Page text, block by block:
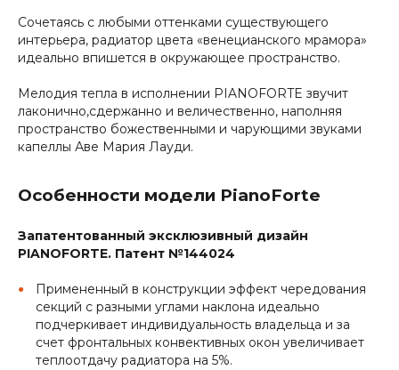
Сочетаясь с любыми оттенками существующего
интерьера, радиатор цвета «венецианского мрамора»
идеально впишется в окружающее пространство.
Мелодия тепла в исполнении PIANOFORTE звучит
лаконично,сдержанно и величественно, наполняя
пространство божественными и чарующими звуками
капеллы Аве Мария Лауди.
Особенности модели PianoForte
Запатентованный эксклюзивный дизайн
PIANOFORTE. Патент №144024
Примененный в конструкции эффект чередования
секций с разными углами наклона идеально
подчеркивает индивидуальность владельца и за
счет фронтальных конвективных окон увеличивает
теплоотдачу радиатора на 5%.